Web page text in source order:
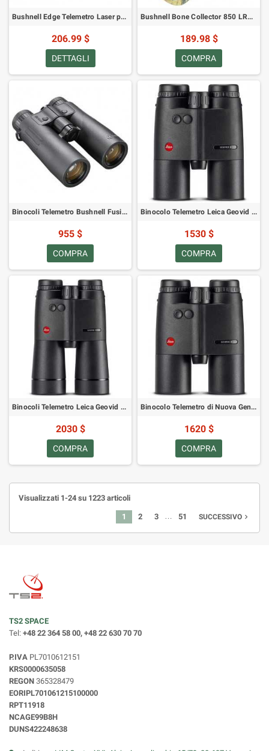
Bushnell Edge Telemetro Laser per Disc Golf
206.99 $
DETTAGLI
Bushnell Bone Collector 850 LRF Realtree Edge
189.98 $
COMPRA
Binocoli Telemetro Bushnell Fusion X 10x42
955 $
COMPRA
Binocolo Telemetro Leica Geovid R 10x42 Nuova Generazione 40812
1530 $
COMPRA
Binocoli Telemetro Leica Geovid R 15x56 Nuova Generazione 40814
2030 $
COMPRA
Binocolo Telemetro di Nuova Generazione Leica Geovid R 8x42 40811
1620 $
COMPRA
Visualizzati 1-24 su 1223 articoli
1 2 3 51 SUCCESSIVO navigate_next
TS2 SPACE
Tel: +48 22 364 58 00, +48 22 630 70 70
P.IVA PL7010612151
KRS0000635058
REGON 365328479
EORIPL701061215100000
RPT11918
NCAGE99B8H
DUNS422248638